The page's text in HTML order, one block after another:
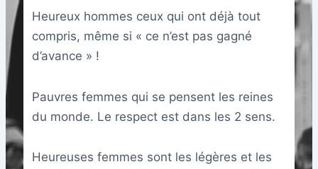
Heureux hommes ceux qui ont déjà tout
compris, même si « ce n’est pas gagné
d’avance » !
Pauvres femmes qui se pensent les reines
du monde. Le respect est dans les 2 sens.
Heureuses femmes sont les légères et les